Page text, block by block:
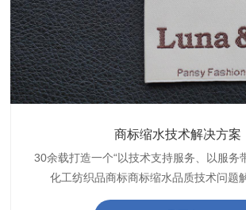
商标缩水技术解决方案
30余载打造一个“以技术支持服务、以服务
化工纺织品商标商标缩水品质技术问题
织带商标防水技术解决方
博准公司专注于织带商标防水技术解决方
纺织品商标企业打造含油量超标品质技术
服装颜色不匀技术解决
博准是一家专注30余载设计研发织唛印唛
色不匀品质技术问题解决方案一站式服
纺织品阻燃母粒
博准致力于成为纺织品商标阻燃母粒剂
阻燃母粒剂加工定制服务实力